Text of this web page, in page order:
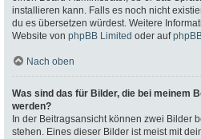
installieren kann. Falls es noch nicht
du es übersetzen würdest. Weitere
Website von phpBB Limited oder auf
Nach oben
Was sind das für Bilder, die bei meinem
werden?
In der Beitragsansicht können zwei Bilder
stehen. Eines dieser Bilder ist meist mit